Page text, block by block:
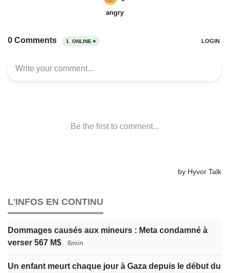
L'INFOS EN CONTINU
Dommages causés aux mineurs : Meta condamné à
verser 567 M$
6min
Un enfant meurt chaque jour à Gaza depuis le début du